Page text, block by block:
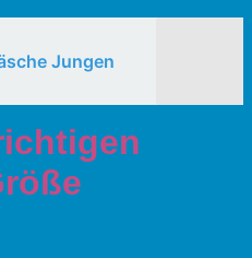
Jungen